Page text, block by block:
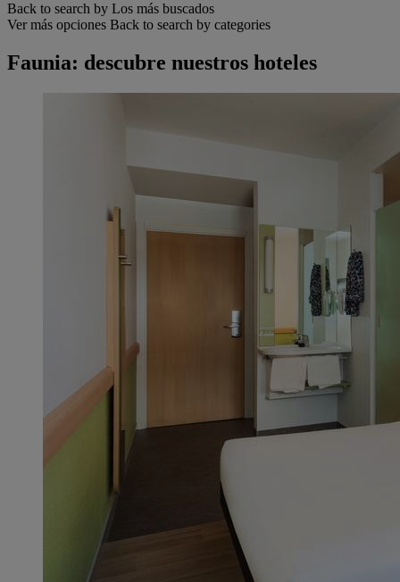
Back to search by Los más buscados
Ver más opciones Back to search by categories
Faunia: descubre nuestros hoteles